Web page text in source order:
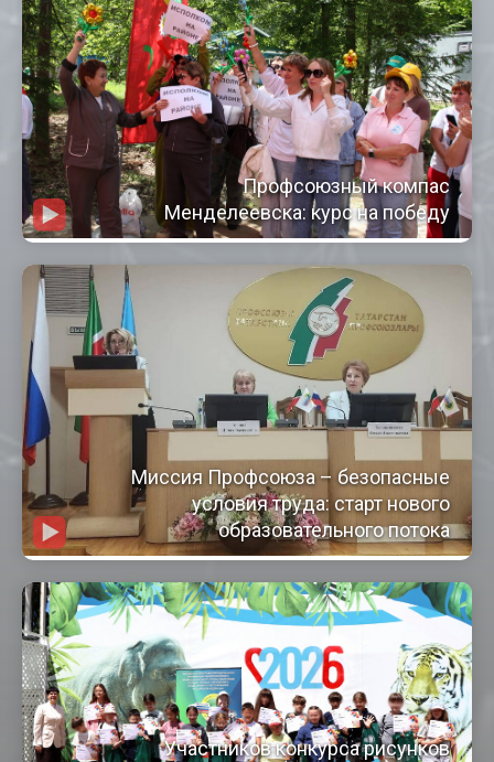
Профсоюзный компас
Менделеевска: курс на победу
Миссия Профсоюза – безопасные
условия труда: старт нового
образовательного потока
Участников конкурса рисунков